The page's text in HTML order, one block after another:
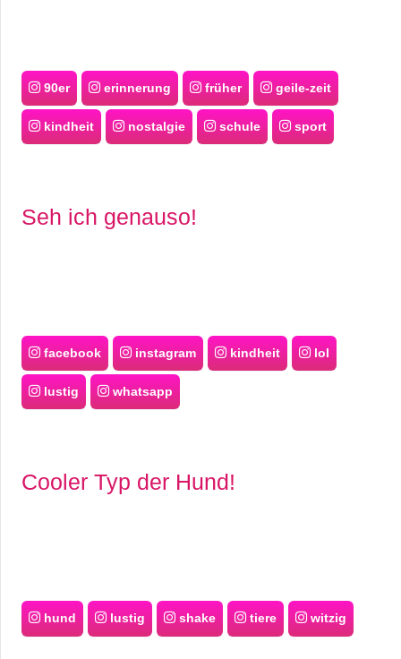
90er erinnerung früher geile-zeit
kindheit nostalgie schule sport
Seh ich genauso!
facebook instagram kindheit lol
lustig whatsapp
Cooler Typ der Hund!
hund lustig shake tiere witzig